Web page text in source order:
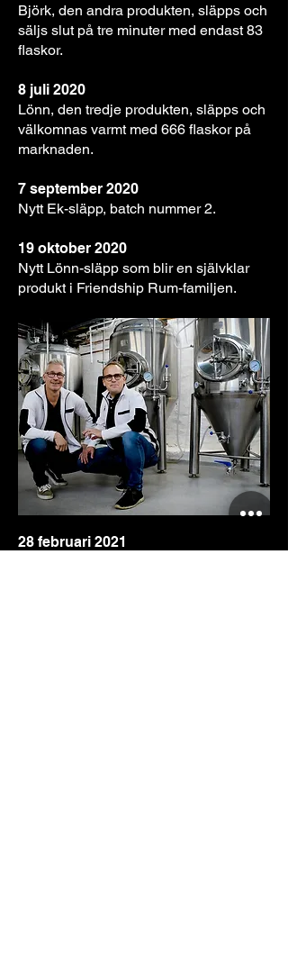
Björk, den andra produkten, släpps och
säljs slut på tre minuter med endast 83
flaskor.
8 juli 2020
Lönn, den tredje produkten, släpps och
välkomnas varmt med 666 flaskor på
marknaden.
7 september 2020
Nytt Ek-släpp, batch nummer 2.
19 oktober 2020
Nytt Lönn-släpp som blir en självklar
produkt i Friendship Rum-familjen.
28 februari 2021